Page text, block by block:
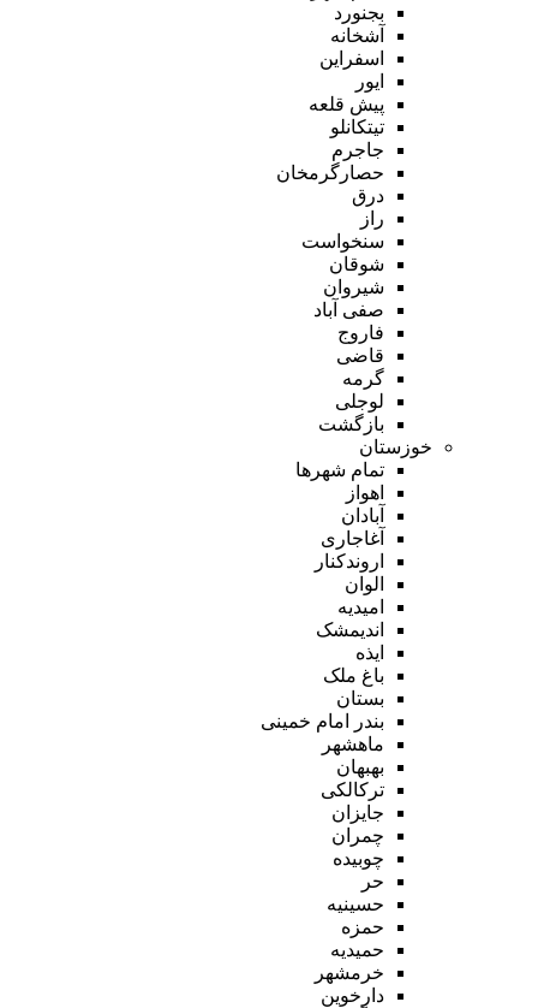
بجنورد
آشخانه
اسفراین
ایور
پیش قلعه
تیتکانلو
جاجرم
حصارگرمخان
درق
راز
سنخواست
شوقان
شیروان
صفی آباد
فاروج
قاضی
گرمه
لوجلی
بازگشت
خوزستان
تمام شهر‌ها
اهواز
آبادان
آغاجاری
اروندکنار
الوان
امیدیه
اندیمشک
ایذه
باغ ملک
بستان
بندر امام خمینی
ماهشهر
بهبهان
ترکالکی
جایزان
چمران
چوبیده
حر
حسینیه
حمزه
حمیدیه
خرمشهر
دارخوین